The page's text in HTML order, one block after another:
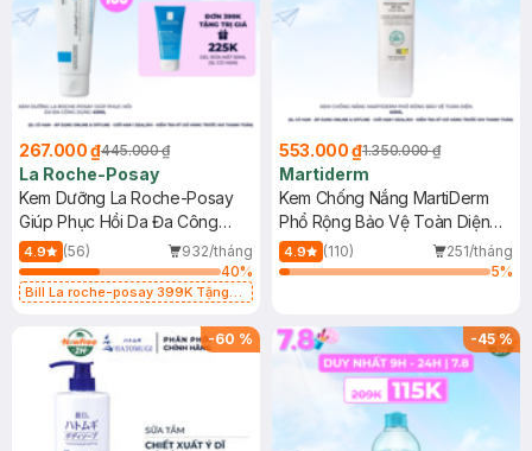
267.000 ₫445.000 ₫
La Roche-Posay
Kem Dưỡng La Roche-Posay
Giúp Phục Hồi Da Đa Công
Dụng 40ml
4.9 (56)
932/tháng
40%
Bill La roche-posay 399K Tặng
(SL có hạn)
553.000 ₫1.350.000 ₫
Martiderm
Kem Chống Nắng MartiDerm
Phổ Rộng Bảo Vệ Toàn Diện
40ml
4.9 (110)
251/tháng
5%
-60 % -45%